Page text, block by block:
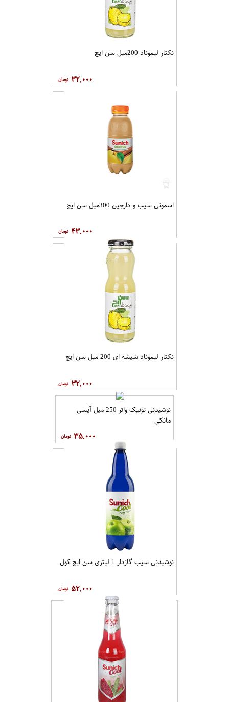
نکتار لیموناد 200میل سن ایچ
۳۲,۰۰۰
اسموتی سیب و دارچین 300میل سن ایچ
۴۳,۰۰۰
نکتار لیموناد شیشه ای 200 میل سن ایچ
۳۲,۰۰۰
نوشیدنی تونیک واتر 250 میل آیسی
مانکی
۳۵,۰۰۰
نوشیدنی سیب گازدار 1 لیتری سن ایچ کول
۵۲,۰۰۰